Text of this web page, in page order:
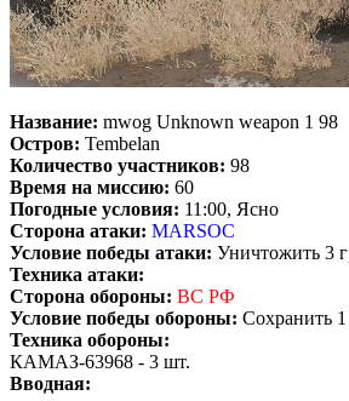
Название: mwog Unknown weapon 1 98
Остров: Tembelan
Количество участников: 98
Время на миссию: 60
Погодные условия: 11:00, Ясно
Сторона атаки: MARSOC
Условие победы атаки: Уничтожить 3
Техника атаки:
Сторона обороны: ВС РФ
Условие победы обороны: Сохранить
Техника обороны:
КАМАЗ-63968 - 3 шт.
Вводная: